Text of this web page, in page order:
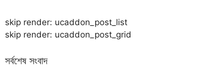
skip render: ucaddon_post_list
skip render: ucaddon_post_grid
সর্বশেষ সংবাদ